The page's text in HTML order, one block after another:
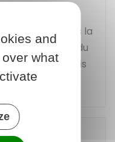
une fois . Mais la
à la durée du
excéder 36 mois
senior ?
and
what